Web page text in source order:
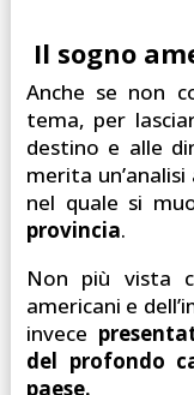
Il sogno
Anche se non
tema, per
destino e alle
merita
nel quale si
provincia.
Non più vista
americani e
invece
del profondo
paese.